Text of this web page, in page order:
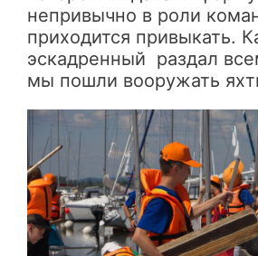
непривычно в роли
приходится привыкать.
эскадренный раздал
мы пошли вооружать